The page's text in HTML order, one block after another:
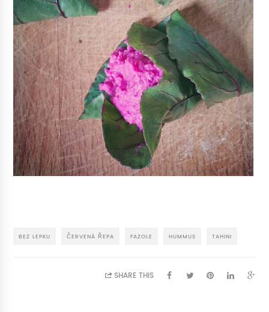
BEZ LEPKU ČERVENÁ ŘEPA FAZOLE HUMMUS TAHINI
SHARE THIS